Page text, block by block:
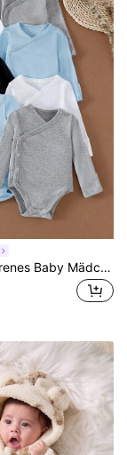
SHEIN Neugeborenes Baby Mädchen & Jungen Weiß Einfarbig Kreuz-Vorderseite Bequem Niedlich Verspielt Elegant Minimalistisch Modisch Bequem Langarm Leicht anzuziehen Elastischer Bodysuit Mehrteiliges Set